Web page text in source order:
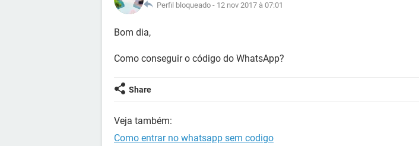
Perfil bloqueado - 12 nov 2017 à 07:01
Bom dia,
Como conseguir o código do WhatsApp?
Share
Veja também:
Como entrar no whatsapp sem codigo